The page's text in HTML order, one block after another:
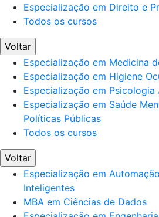
Especialização em Direito e
Todos os cursos
Voltar
Especialização em Medicina
Especialização em Higiene
Especialização em Psicologia
Especialização em Saúde
Políticas Públicas
Todos os cursos
Voltar
Especialização em
Inteligentes
MBA em Ciências de Dados